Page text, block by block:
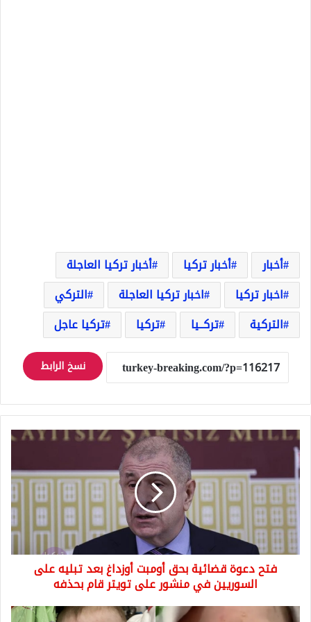
أخبار أخبار تركيا
أخبار تركيا العاجلة
اخبار تركيا
اخبار تركيا العاجلة
التركي
التركية
تركــيا تركيا تركيا عاجل
نسخ الرابط
فتح
دعوة
قضائية
بحق
أومبت
أوزداغ
بعد
تبليه
على
السوريين
على
فتح دعوة قضائية بحق أومبت أوزداغ بعد تبليه على
السوريين في منشور على تويتر قام بحذفه
بقي